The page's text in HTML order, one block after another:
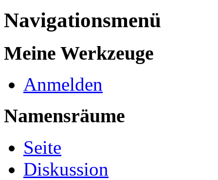
Navigationsmenü
Meine Werkzeuge
Anmelden
Namensräume
Seite
Diskussion